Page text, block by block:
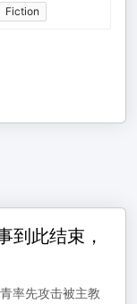
Fiction
到此结束，
率先攻击被主教